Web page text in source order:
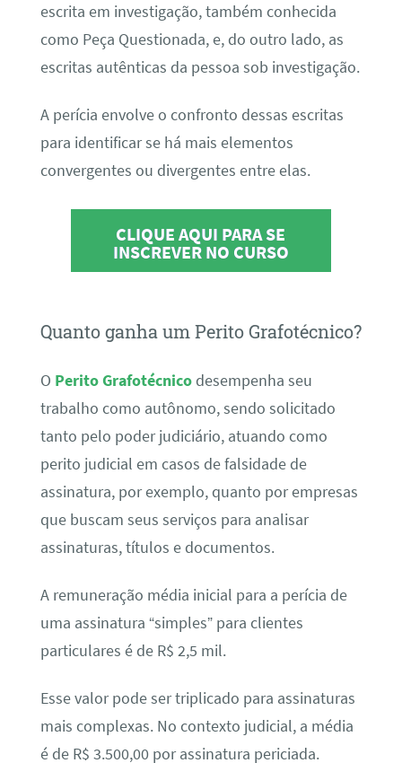
escrita em investigação, também conhecida
como Peça Questionada, e, do outro lado, as
escritas autênticas da pessoa sob investigação.
A perícia envolve o confronto dessas escritas
para identificar se há mais elementos
convergentes ou divergentes entre elas.
CLIQUE AQUI PARA SE
INSCREVER NO CURSO
Quanto ganha um Perito Grafotécnico?
O Perito Grafotécnicodesempenha seu
trabalho como autônomo, sendo solicitado
tanto pelo poder judiciário, atuando como
perito judicial em casos de falsidade de
assinatura, por exemplo, quanto por empresas
que buscam seus serviços para analisar
assinaturas, títulos e documentos.
A remuneração média inicial para a perícia de
uma assinatura “simples” para clientes
particulares é de R$ 2,5 mil.
Esse valor pode ser triplicado para assinaturas
mais complexas. No contexto judicial, a média
é de R$ 3.500,00 por assinatura periciada.